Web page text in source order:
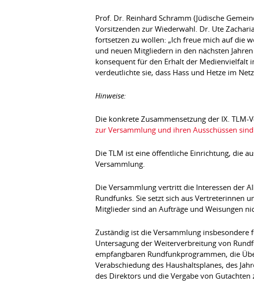
Prof. Dr. Reinhard Schramm (Jüdische
Vorsitzenden zur Wiederwahl. Dr. Ute
fortsetzen zu wollen: „Ich freue mich auf die
und neuen Mitgliedern in den nächsten
konsequent für den Erhalt der Medienvielfalt
verdeutlichte sie, dass Hass und Hetze im
Hinweise:
Die konkrete Zusammensetzung der IX.
zur Versammlung und ihren Ausschüssen
Die TLM ist eine öffentliche Einrichtung, die
Versammlung.
Die Versammlung vertritt die Interessen der
Rundfunks. Sie setzt sich aus Vertreterinnen
Mitglieder sind an Aufträge und Weisungen
Zuständig ist die Versammlung
Untersagung der Weiterverbreitung von
empfangbaren Rundfunkprogrammen, die
Verabschiedung des Haushaltsplanes, des
des Direktors und die Vergabe von Gutachten